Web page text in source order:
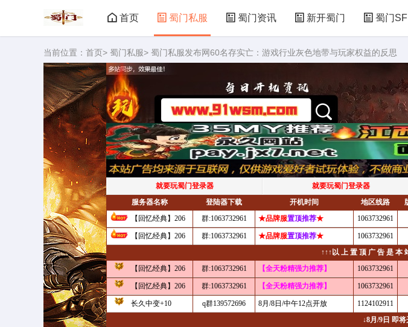
首页 蜀门私服 蜀门资讯 新开蜀门 蜀门SF
当前位置： 首页> 蜀门私服> 蜀门私服发布网60名存实亡：游戏行业灰色地带与玩家权益的反思